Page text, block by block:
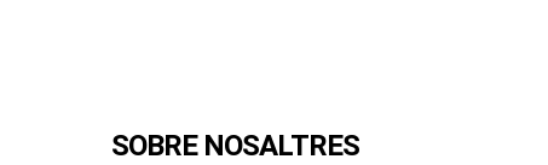
SOBRE NOSALTRES